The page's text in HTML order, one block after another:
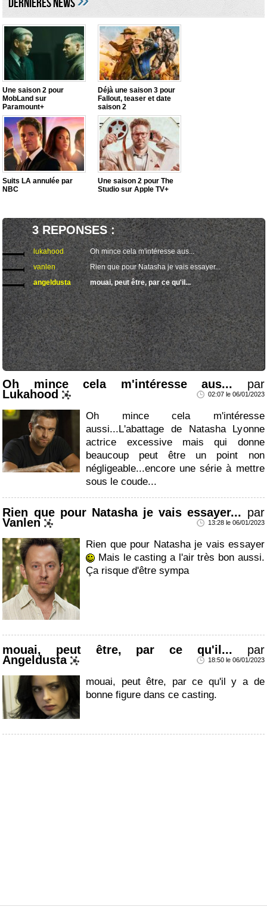
DERNIÈRES NEWS
Une saison 2 pour
MobLand sur
Paramount+
Déjà une saison 3 pour
Fallout, teaser et date
saison 2
Suits LA annulée par
NBC
Une saison 2 pour The
Studio sur Apple TV+
3 REPONSES :
lukahood
Oh mince cela m'intéresse aus...
vanlen
Rien que pour Natasha je vais essayer...
angeldusta
mouai, peut être, par ce qu'il...
Oh mince cela m'intéresse aus... par
Lukahood 02:07 le 06/01/2023
Oh mince cela m'intéresse
aussi...L'abattage de Natasha Lyonne
actrice excessive mais qui donne
beaucoup peut être un point non
négligeable...encore une série à mettre
sous le coude...
Rien que pour Natasha je vais essayer... par
Vanlen 13:28 le 06/01/2023
Rien que pour Natasha je vais essayer
Mais le casting a l'air très bon aussi.
Ça risque d'être sympa
mouai, peut être, par ce qu'il... par
Angeldusta 18:50 le 06/01/2023
mouai, peut être, par ce qu'il y a de
bonne figure dans ce casting.